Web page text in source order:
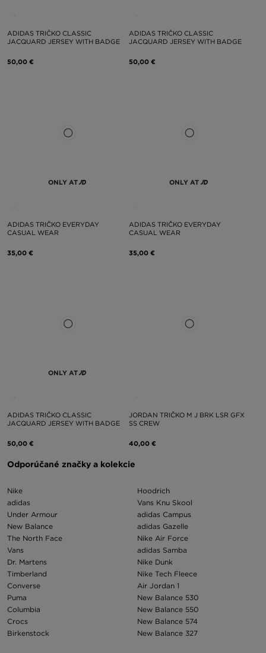
ADIDAS TRIČKO CLASSIC
JACQUARD JERSEY WITH BADGE
50,00 €
ADIDAS TRIČKO CLASSIC
JACQUARD JERSEY WITH BADGE
50,00 €
ONLY AT
ADIDAS TRIČKO EVERYDAY
CASUAL WEAR
35,00 €
ONLY AT
ADIDAS TRIČKO EVERYDAY
CASUAL WEAR
35,00 €
ONLY AT
ADIDAS TRIČKO CLASSIC
JACQUARD JERSEY WITH BADGE
50,00 €
JORDAN TRIČKO M J BRK LSR GFX
SS CREW
40,00 €
Odporúčané značky a kolekcie
Nike
adidas
Under Armour
New Balance
The North Face
Vans
Dr. Martens
Timberland
Converse
Puma
Columbia
Crocs
Birkenstock
Hoodrich
Vans Knu Skool
adidas Campus
adidas Gazelle
Nike Air Force
adidas Samba
Nike Dunk
Nike Tech Fleece
Air Jordan 1
New Balance 530
New Balance 550
New Balance 574
New Balance 327